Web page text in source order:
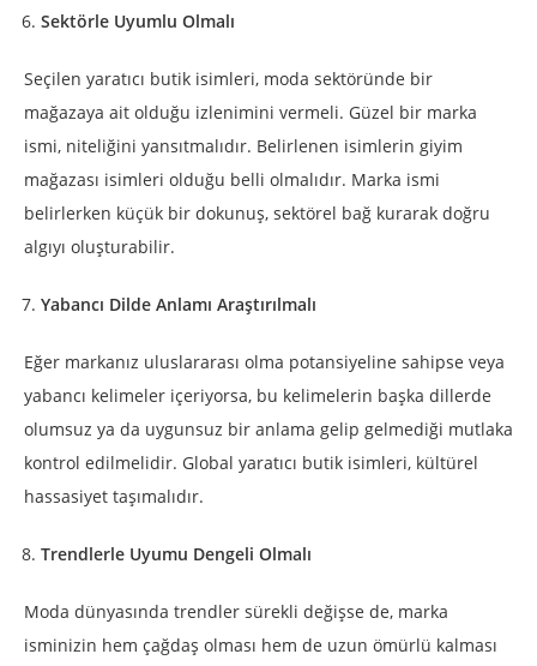
Sektörle Uyumlu Olmalı
Seçilen yaratıcı butik isimleri, moda sektöründe bir
mağazaya ait olduğu izlenimini vermeli. Güzel bir marka
ismi, niteliğini yansıtmalıdır. Belirlenen isimlerin giyim
mağazası isimleri olduğu belli olmalıdır. Marka ismi
belirlerken küçük bir dokunuş, sektörel bağ kurarak doğru
algıyı oluşturabilir.
Yabancı Dilde Anlamı Araştırılmalı
Eğer markanız uluslararası olma potansiyeline sahipse veya
yabancı kelimeler içeriyorsa, bu kelimelerin başka dillerde
olumsuz ya da uygunsuz bir anlama gelip gelmediği mutlaka
kontrol edilmelidir. Global yaratıcı butik isimleri, kültürel
hassasiyet taşımalıdır.
Trendlerle Uyumu Dengeli Olmalı
Moda dünyasında trendler sürekli değişse de, marka
isminizin hem çağdaş olması hem de uzun ömürlü kalması